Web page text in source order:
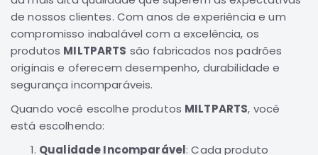
Motor
Suspensão
Freio
Correias
Filtros
de nossos clientes. Com anos de experiência e um
compromisso inabalável com a excelência, os
produtos MILTPARTS são fabricados nos padrões
originais e oferecem desempenho, durabilidade e
segurança incomparáveis.
Quando você escolhe produtos MILTPARTS, você
está escolhendo:
Qualidade Incomparável: Cada produto